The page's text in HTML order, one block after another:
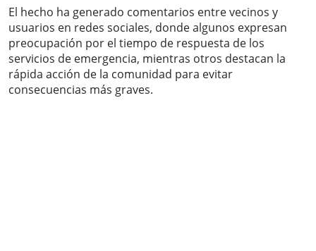
El hecho ha generado comentarios entre vecinos y
usuarios en redes sociales, donde algunos expresan
preocupación por el tiempo de respuesta de los
servicios de emergencia, mientras otros destacan la
rápida acción de la comunidad para evitar
consecuencias más graves.